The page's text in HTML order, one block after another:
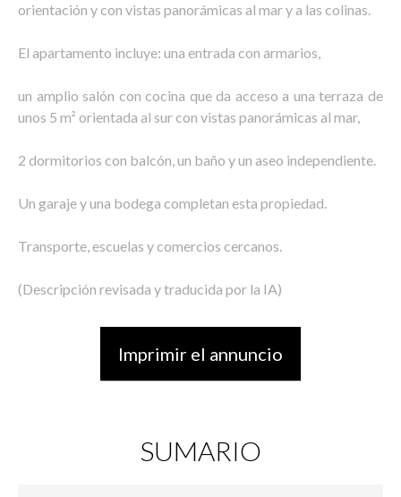
orientación y con vistas panorámicas al mar y a las colinas.
El apartamento incluye: una entrada con armarios,
un amplio salón con cocina que da acceso a una terraza de
unos 5 m² orientada al sur con vistas panorámicas al mar,
2 dormitorios con balcón, un baño y un aseo independiente.
Un garaje y una bodega completan esta propiedad.
Transporte, escuelas y comercios cercanos.
(Descripción revisada y traducida por la IA)
Imprimir el annuncio
SUMARIO